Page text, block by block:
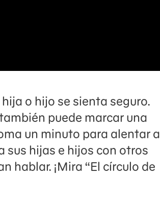
o hijo se sienta seguro.
puede marcar una
un minuto para alentar a
sus hijas e hijos con otros
hablar. ¡Mira “El círculo de